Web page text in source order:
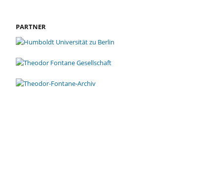
PARTNER